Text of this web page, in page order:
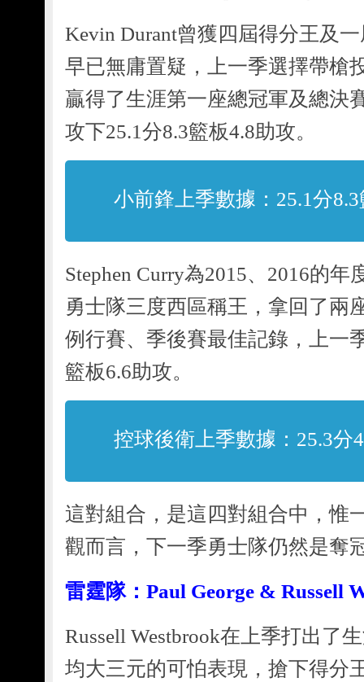
Kevin Durant曾獲四屆得分王及
早已無庸置疑，上一季選擇帶槍
贏得了生涯第一座總冠軍及總決
攻下25.1分8.3籃板4.8助攻。
小前鋒上季數據：25.1分
Stephen Curry為2015、2016的
勇士隊三度西區稱王，拿回了兩
例行賽、季後賽最佳記錄，上一
籃板6.6助攻。
控球後衛上季數據：25.3分
這對組合，是這四對組合中，惟
觀而言，下一季勇士隊仍然是奪
雷霆隊：Paul George & Russell
Russell Westbrook在上季打出了
均大三元的可怕表現，搶下得分